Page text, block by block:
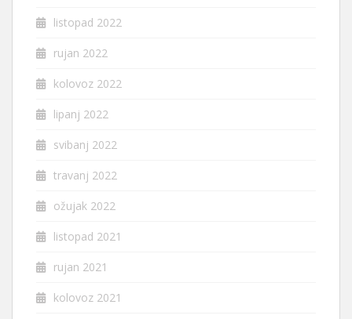
listopad 2022
rujan 2022
kolovoz 2022
lipanj 2022
svibanj 2022
travanj 2022
ožujak 2022
listopad 2021
rujan 2021
kolovoz 2021